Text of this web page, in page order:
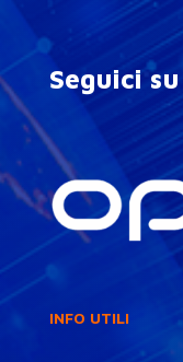
Seguici su
INFO UTILI